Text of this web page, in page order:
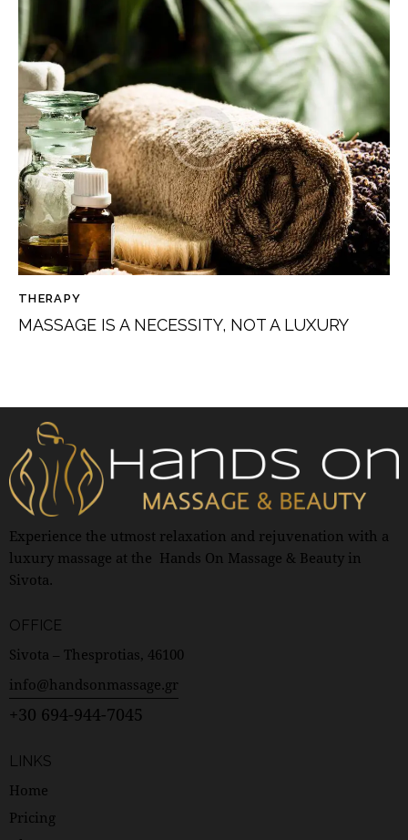
THERAPY
MASSAGE IS A NECESSITY, NOT A LUXURY
Experience the utmost relaxation and rejuvenation with a
luxury massage at the Hands On Massage & Beauty in
Sivota.
OFFICE
Sivota – Thesprotias, 46100
info@handsonmassage.gr
+30 694-944-7045
LINKS
Home
Pricing